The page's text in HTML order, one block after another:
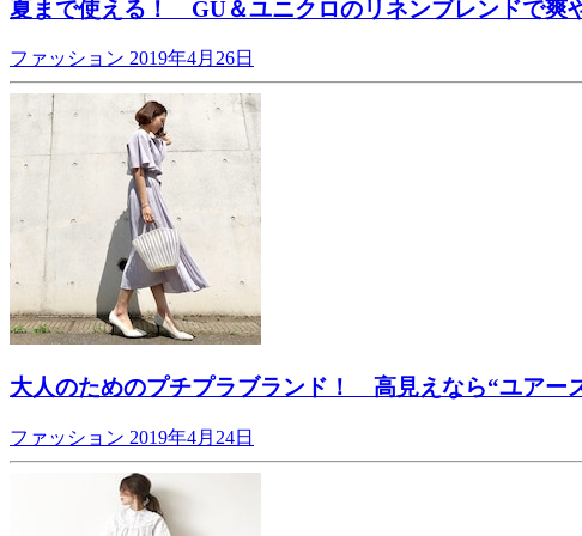
夏まで使える！ GU＆ユニクロのリネンブレンドで爽
ファッション 2019年4月26日
大人のためのプチプラブランド！ 高見えなら“ユアー
ファッション 2019年4月24日